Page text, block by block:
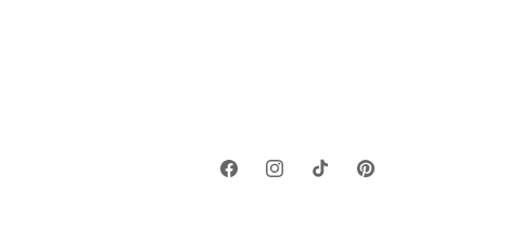
FacebookInstagramTikTokPinterest